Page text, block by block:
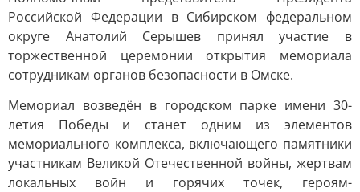
Российской Федерации в Сибирском федеральном
округе Анатолий Серышев принял участие в
торжественной церемонии открытия мемориала
сотрудникам органов безопасности в Омске.
Мемориал возведён в городском парке имени 30-
летия Победы и станет одним из элементов
мемориального комплекса, включающего памятники
участникам Великой Отечественной войны, жертвам
локальных войн и горячих точек, героям-